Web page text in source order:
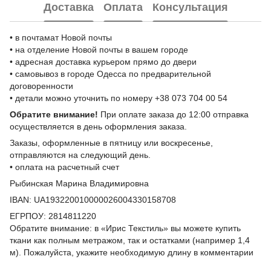
Доставка Оплата Консультация
• в почтамат Новой почты
• на отделение Новой почты в вашем городе
• адресная доставка курьером прямо до двери
• самовывоз в городе Одесса по предварительной
договоренности
• детали можно уточнить по номеру +38 073 704 00 54
Обратите внимание! При оплате заказа до 12:00 отправка
осуществляется в день оформления заказа.
Заказы, оформленные в пятницу или воскресенье,
отправляются на следующий день.
• оплата на расчетный счет
Рыбинская Марина Владимировна
IBAN: UA193220010000026004330158708
ЕГРПОУ: 2814811220
Обратите внимание: в «Ирис Текстиль» вы можете купить
ткани как полным метражом, так и остатками (например 1,4
м). Пожалуйста, укажите необходимую длину в комментарии